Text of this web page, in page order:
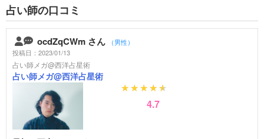
占い師の口コミ
ocdZqCWm さん
（男性）
投稿日：2023/01/13
占い師メガ@西洋占星術
占い師メガ@西洋占星術
4.7